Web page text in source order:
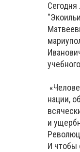
нации,
и
И чтобы